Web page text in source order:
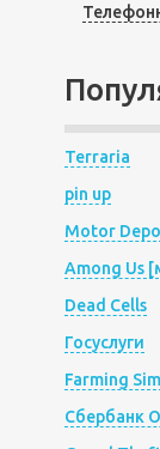
Terraria
pin up
Motor
Among Us
Dead Cells
Госуслуги
Farming
Сбербанк